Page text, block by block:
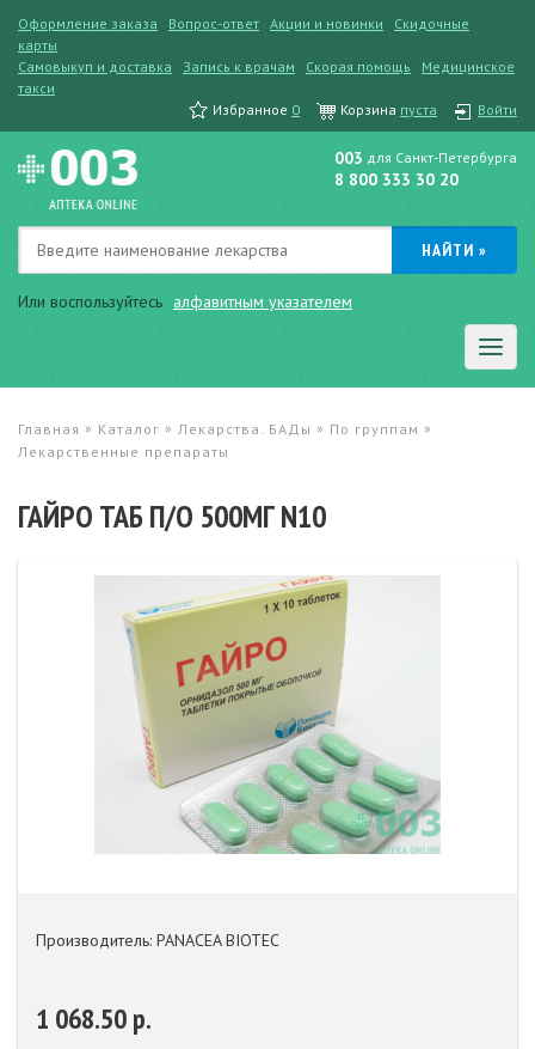
Оформление заказа Вопрос-ответ Акции и новинки
Скидочные
карты
Самовыкуп и доставка
Запись к врачам Скорая помощь
Медицинское
такси
Избранное 0 Корзина пуста Войти
Или воспользуйтесь алфавитным указателем
003 для Санкт-Петербурга
8 800 333 30 20
Главная » Каталог » Лекарства. БАДы » По группам »
Лекарственные препараты
ГАЙРО ТАБ П/О 500МГ N10
Производитель: PANACEA BIOTEC
1 068.50 р.